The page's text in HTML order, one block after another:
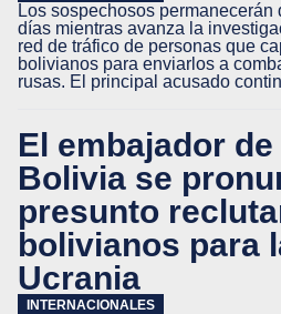
Los sospechosos
días mientras avanza la
red de tráfico de personas que
bolivianos para enviarlos a
rusas. El principal acusado
El embajador
Bolivia se
presunto
bolivianos para
Ucrania
INTERNACIONALES